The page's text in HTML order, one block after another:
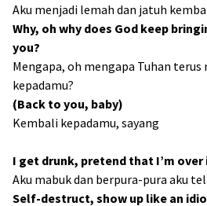
Aku menjadi lemah dan jatuh
Why, oh why does God keep
you?
Mengapa, oh mengapa Tuhan
kepadamu?
(Back to you, baby)
Kembali kepadamu, sayang
I get drunk, pretend that I’m over
Aku mabuk dan berpura-pura aku
Self-destruct, show up like an